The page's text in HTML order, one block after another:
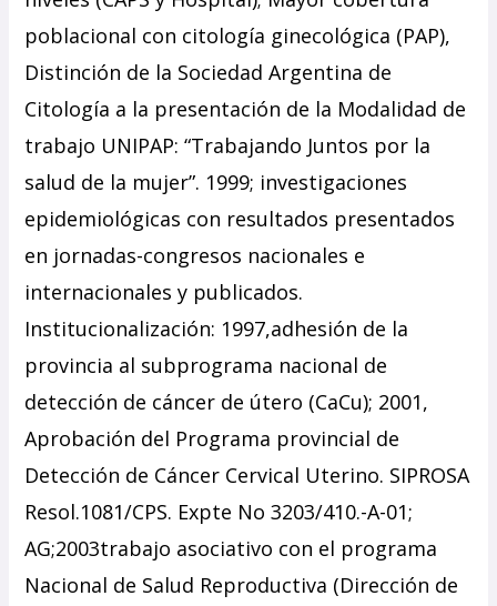
poblacional con citología ginecológica (PAP),
Distinción de la Sociedad Argentina de
Citología a la presentación de la Modalidad de
trabajo UNIPAP: “Trabajando Juntos por la
salud de la mujer”. 1999; investigaciones
epidemiológicas con resultados presentados
en jornadas-congresos nacionales e
internacionales y publicados.
Institucionalización: 1997,adhesión de la
provincia al subprograma nacional de
detección de cáncer de útero (CaCu); 2001,
Aprobación del Programa provincial de
Detección de Cáncer Cervical Uterino. SIPROSA
Resol.1081/CPS. Expte No 3203/410.-A-01;
AG;2003trabajo asociativo con el programa
Nacional de Salud Reproductiva (Dirección de